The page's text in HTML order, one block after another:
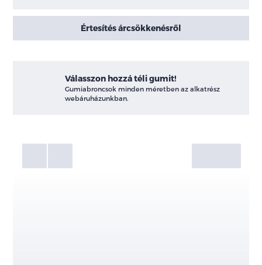
Értesítés árcsökkenésről
Válasszon hozzá téli gumit!
Gumiabroncsok minden méretben az alkatrész
webáruházunkban.
Galéria